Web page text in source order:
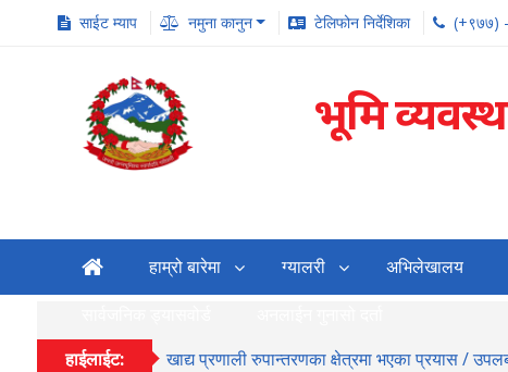
साईट म्याप नमुना कानुन टेलिफोन निर्देशिका (+९७७)
भूमि
हाम्रो बारेमा ग्यालरी अभिलेखालय
हाईलाईट: खाद्य प्रणाली रुपान्तरणका क्षेत्रमा भएका प्रयास /